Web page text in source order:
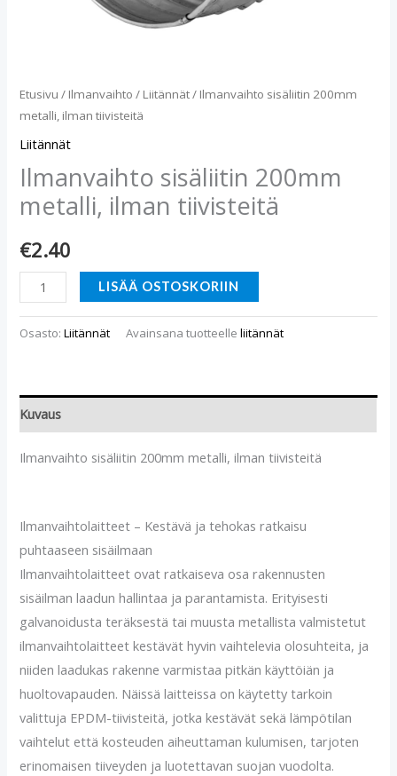
Etusivu / Ilmanvaihto / Liitännät/ Ilmanvaihto sisäliitin 200mm
metalli, ilman tiivisteitä
Liitännät
Ilmanvaihto sisäliitin 200mm
metalli, ilman tiivisteitä
€2.40
LISÄÄ OSTOSKORIIN
Osasto:Liitännät Avainsana tuotteelleliitännät
Kuvaus
Ilmanvaihto sisäliitin 200mm metalli, ilman tiivisteitä
Ilmanvaihtolaitteet – Kestävä ja tehokas ratkaisu
puhtaaseen sisäilmaan
Ilmanvaihtolaitteet ovat ratkaiseva osa rakennusten
sisäilman laadun hallintaa ja parantamista. Erityisesti
galvanoidusta teräksestä tai muusta metallista valmistetut
ilmanvaihtolaitteet kestävät hyvin vaihtelevia olosuhteita, ja
niiden laadukas rakenne varmistaa pitkän käyttöiän ja
huoltovapauden. Näissä laitteissa on käytetty tarkoin
valittuja EPDM-tiivisteitä, jotka kestävät sekä lämpötilan
vaihtelut että kosteuden aiheuttaman kulumisen, tarjoten
erinomaisen tiiveyden ja luotettavan suojan vuodolta.